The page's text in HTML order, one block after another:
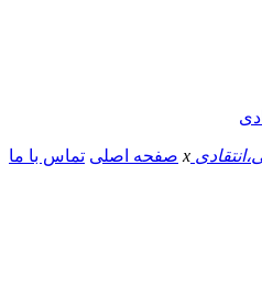
x صفحه اصلی تماس با ما